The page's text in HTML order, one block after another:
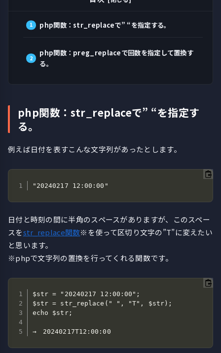
php関数：str_replaceで” “を指定する。
php関数：preg_replaceで回数を指定して置換す
る。
php関数：str_replaceで” “を指定す
る。
例えば日付を表すこんな文字列があったとします。
"20240217 12:00:00"
日付と時刻の間に半角のスペースがありますが、このスペー
スをstr_replace関数※を使って区切り文字の”T”に変えたい
と思います。
※phpで文字列の置換を行ってくれる関数です。
$str = "20240217 12:00:00";
$str = str_replace(" ", "T", $str);
echo $str;
→　20240217T12:00:00